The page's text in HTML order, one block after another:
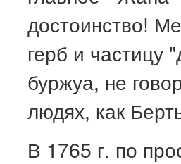
достоинство!
герб и
буржуа, не
людях, как
В 1765 г. по